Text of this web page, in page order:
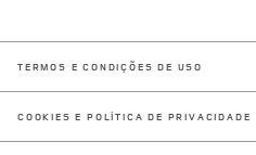
TERMOS E CONDIÇÕES DE USO
COOKIES E POLÍTICA DE PRIVACIDADE